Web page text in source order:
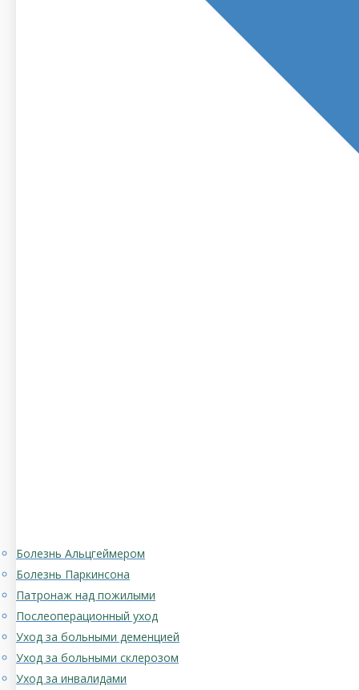
Болезнь Альцгеймером
Болезнь Паркинсона
Патронаж над пожилыми
Послеоперационный уход
Уход за больными деменцией
Уход за больными склерозом
Уход за инвалидами